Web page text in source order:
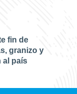
fin de
granizo y
al país